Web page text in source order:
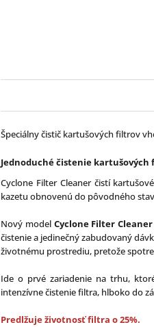
Špeciálny čistič kartušových filtrov
Jednoduché čistenie
Cyclone Filter Cleaner čistí
kazetu obnovenú do pôvodného
Nový model Cyclone Filter Cleaner
čistenie a jedinečný zabudovaný
životnému prostrediu, pretože
Ide o prvé zariadenie na trhu,
intenzívne čistenie filtra, hlboko do
Predlžuje životnosť filtra o 25%.